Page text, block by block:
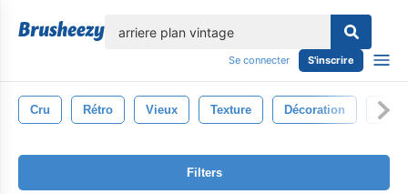
Se connecter S'inscrire
Cru Rétro Vieux Texture Décoration
Filters